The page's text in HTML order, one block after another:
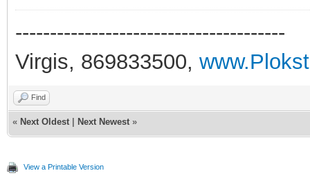
---------------------------------------
Virgis, 869833500,
Find
« Next Oldest Next Newest »
View a Printable Version